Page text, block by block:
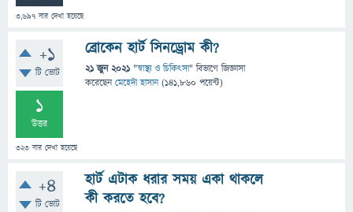
3,697 বার দেখা হয়েছে
+1
টি ভোট
1
উত্তর
323 বার দেখা হয়েছে
ব্রোকেন হার্ট সিনড্রোম কী?
21 জুন 2021 "স্বাস্থ্য ও চিকিৎসা" বিভাগে জিজ্ঞাসা
করেছেনমেহেদী হাসান (141,860 পয়েন্ট)
+4
টি ভোট
হার্ট এটাক ধরার সময় একা থাকলে
কী করতে হবে?